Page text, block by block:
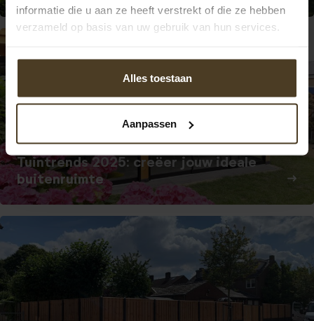
informatie die u aan ze heeft verstrekt of die ze hebben
verzameld op basis van uw gebruik van hun services.
Alles toestaan
Aanpassen
Tuintrends 2025: creëer jouw ideale
buitenruimte